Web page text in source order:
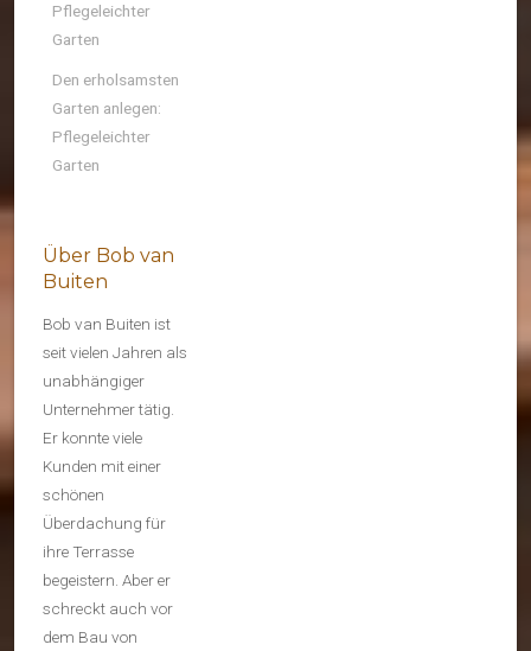
Pflegeleichter
Garten
Den erholsamsten
Garten anlegen:
Pflegeleichter
Garten
Über Bob van
Buiten
Bob van Buiten ist
seit vielen Jahren als
unabhängiger
Unternehmer tätig.
Er konnte viele
Kunden mit einer
schönen
Überdachung für
ihre Terrasse
begeistern. Aber er
schreckt auch vor
dem Bau von